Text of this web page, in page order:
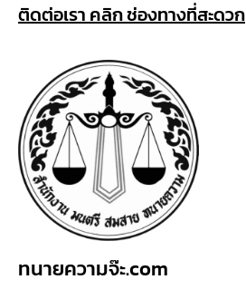
ติดต่อเรา คลิก ช่องทางที่สะดวก
ทนายความจ๊ะ.com